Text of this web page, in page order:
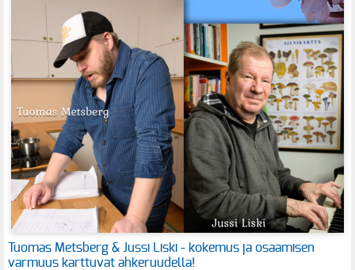
Tuomas Metsberg & Jussi Liski - kokemus ja osaamisen
varmuus karttuvat ahkeruudella!